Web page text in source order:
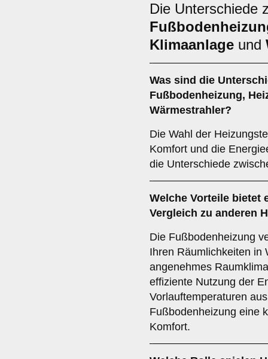
Die Unterschiede
Klimaanlage und
Was sind die
Fußbodenheizung,
Wärmestrahler?
Die Wahl der
Komfort und die
die Unterschiede
Welche Vorteile bietet
Vergleich zu anderen
Die Fußbodenheizung
Ihren Räumlichkeiten in
angenehmes
effiziente Nutzung der
Vorlauftemperaturen
Fußbodenheizung eine
Komfort.